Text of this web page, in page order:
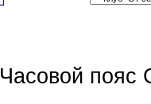
Часовой пояс